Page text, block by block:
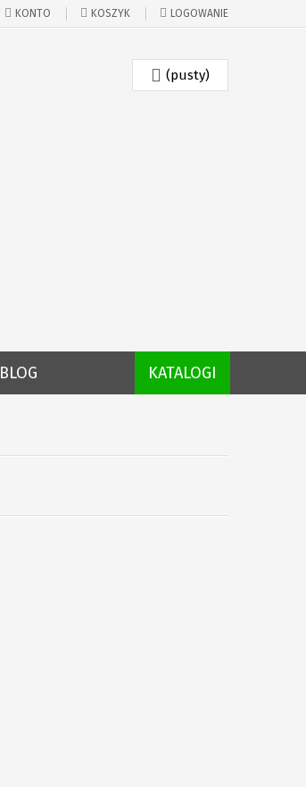
KONTO KOSZYK LOGOWANIE
(pusty)
KATALOGI
BLOG